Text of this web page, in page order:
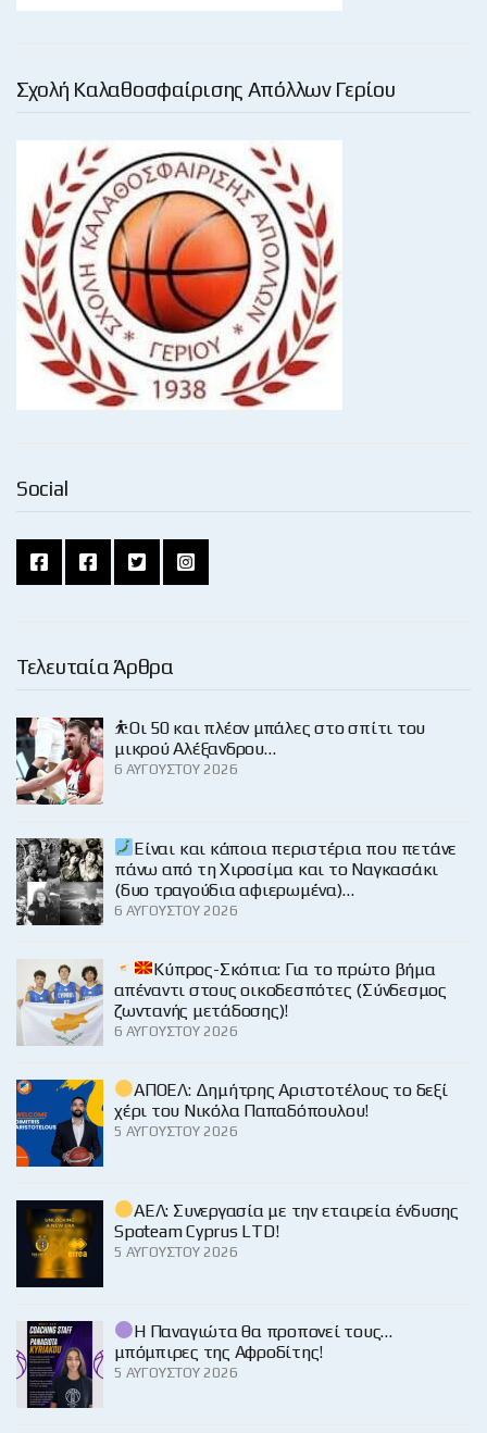
Σχολή Καλαθοσφαίρισης Απόλλων Γερίου
Social
Τελευταία Άρθρα
⛹️Οι 50 και πλέον μπάλες στο σπίτι του
μικρού Αλέξανδρου…
6 ΑΥΓΟΎΣΤΟΥ 2026
Είναι και κάποια περιστέρια που πετάνε
πάνω από τη Χιροσίμα και το Ναγκασάκι
(δυο τραγούδια αφιερωμένα)…
6 ΑΥΓΟΎΣΤΟΥ 2026
Κύπρος-Σκόπια: Για το πρώτο βήμα
απέναντι στους οικοδεσπότες (Σύνδεσμος
ζωντανής μετάδοσης)!
6 ΑΥΓΟΎΣΤΟΥ 2026
ΑΠΟΕΛ: Δημήτρης Αριστοτέλους το δεξί
χέρι του Νικόλα Παπαδόπουλου!
5 ΑΥΓΟΎΣΤΟΥ 2026
ΑΕΛ: Συνεργασία με την εταιρεία ένδυσης
Spoteam Cyprus LTD!
5 ΑΥΓΟΎΣΤΟΥ 2026
Η Παναγιώτα θα προπονεί τους…
μπόμπιρες της Αφροδίτης!
5 ΑΥΓΟΎΣΤΟΥ 2026